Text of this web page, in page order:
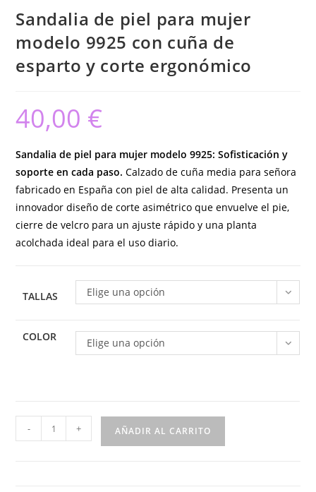
Sandalia de piel para mujer
modelo 9925 con cuña de
esparto y corte ergonómico
40,00 €
Sandalia de piel para mujer modelo 9925: Sofisticación y
soporte en cada paso. Calzado de cuña media para señora
fabricado en España con piel de alta calidad. Presenta un
innovador diseño de corte asimétrico que envuelve el pie,
cierre de velcro para un ajuste rápido y una planta
acolchada ideal para el uso diario.
TALLAS Elige una opción
COLOR Elige una opción
Sandalia
de
- + AÑADIR AL CARRITO